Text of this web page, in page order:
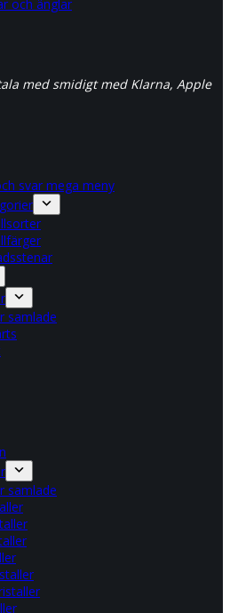
och änglar
med smidigt med Klarna, Apple
svar mega meny
samlade
samlade